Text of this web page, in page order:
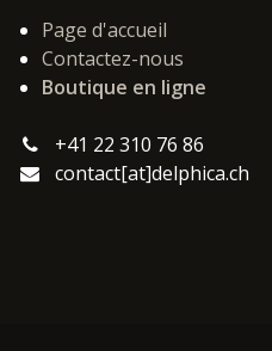
Page d'accueil
Contactez-nous
Boutique en ligne
+41 22 310 76 86
contact[at]delphica.ch